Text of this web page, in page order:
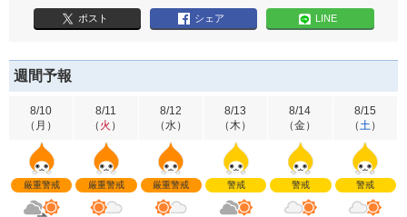
ポスト シェア LINE
週間予報
8/10
（ 月 ）
厳重警戒
8/11
（ 火 ）
厳重警戒
8/12
（水）
厳重警戒
8/13
（木）
警戒
8/14
（金）
警戒
8/15
（土）
警戒